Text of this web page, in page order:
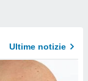
Ultime notizie